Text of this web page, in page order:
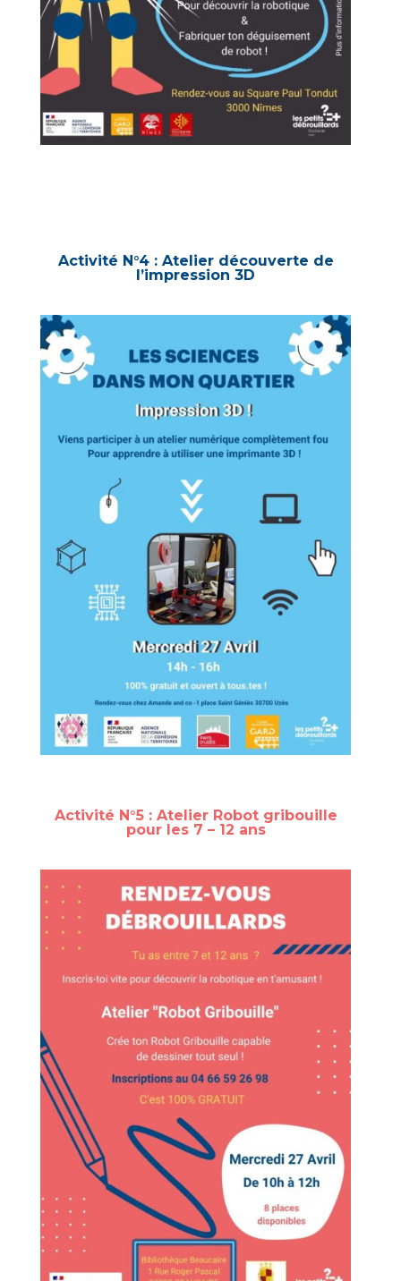
Activité N°4 : Atelier découverte de
l’impression 3D
Activité N°5 : Atelier Robot gribouille
pour les 7 – 12 ans